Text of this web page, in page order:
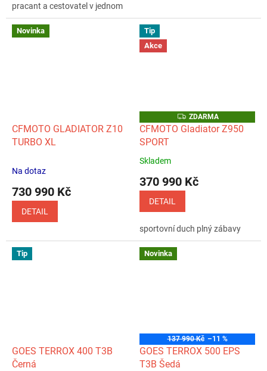
5
hvězdiček.
pracant a cestovatel v jednom
Novinka
CFMOTO GLADIATOR Z10
TURBO XL
Na dotaz
730 990 Kč
DETAIL
Tip
Akce
Z
D
A
ZDARMA
CFMOTO Gladiator Z950
SPORT
Průměrné
produktu
5,0
5
hvězdiček.
Skladem
370 990 Kč
DETAIL
sportovní duch plný zábavy
Tip
GOES TERROX 400 T3B
Černá
Novinka
137 990 Kč –11 %
GOES TERROX 500 EPS
T3B Šedá